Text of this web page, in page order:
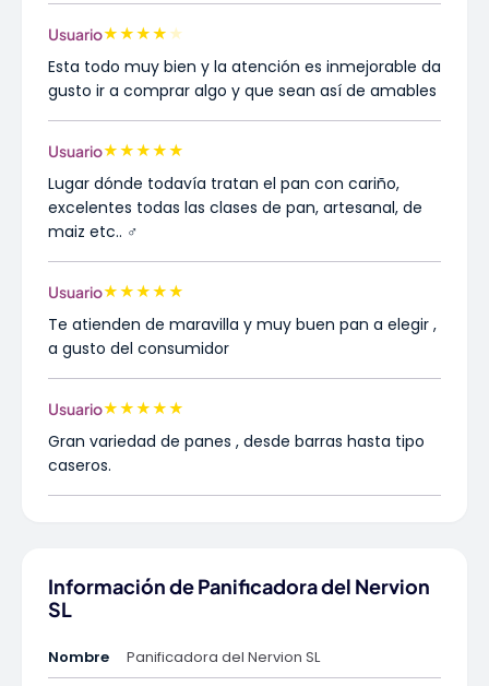
Usuario★★★★ ★
Esta todo muy bien y la atención es inmejorable da
gusto ir a comprar algo y que sean así de amables
Usuario★★★★★
Lugar dónde todavía tratan el pan con cariño,
excelentes todas las clases de pan, artesanal, de
maiz etc.. ‍♂️
Usuario★★★★★
Te atienden de maravilla y muy buen pan a elegir ,
a gusto del consumidor
Usuario★★★★★
Gran variedad de panes , desde barras hasta tipo
caseros.
Información de Panificadora del Nervion
SL
Nombre
Panificadora del Nervion SL